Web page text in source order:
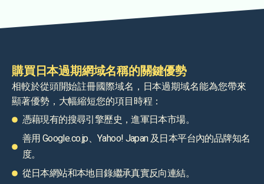
購買日本過期網域名稱的關鍵優勢
相較於從頭開始註冊國際域名，日本過期域名能為您帶來
顯著優勢，大幅縮短您的項目時程：
憑藉現有的搜尋引擎歷史，進軍日本市場。
善用 Google.co.jp、Yahoo! Japan 及日本平台內的品牌知名
度。
從日本網站和本地目錄繼承真實反向連結。